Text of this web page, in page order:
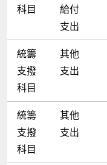
科目
給付
支出
統籌
支撥
科目
其他
支出
統籌
支撥
科目
其他
支出